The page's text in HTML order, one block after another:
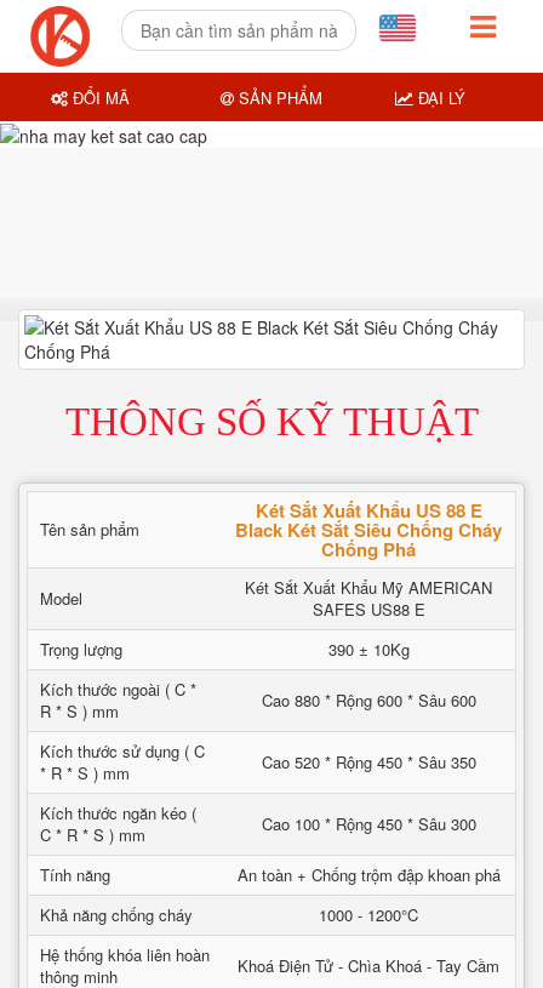
THÔNG SỐ KỸ THUẬT
Tên sản phẩm
Két Sắt Xuất Khẩu US 88 E
Black Két Sắt Siêu Chống Cháy
Chống Phá
Model
Két Sắt Xuất Khẩu Mỹ AMERICAN
SAFES US88 E
Trọng lượng
390 ± 10Kg
Kích thước ngoài ( C *
R * S ) mm
Cao 880 * Rộng 600 * Sâu 600
Kích thước sử dụng ( C
* R * S ) mm
Cao 520 * Rộng 450 * Sâu 350
Kích thước ngăn kéo (
C * R * S ) mm
Cao 100 * Rộng 450 * Sâu 300
Tính năng
An toàn + Chống trộm đập khoan phá
Khả năng chống cháy
1000 - 1200°C
Hệ thống khóa liên hoàn
thông minh
Khoá Điện Tử - Chìa Khoá - Tay Cầm
ĐỔI MÃ SẢN PHẨM ĐẠI LÝ